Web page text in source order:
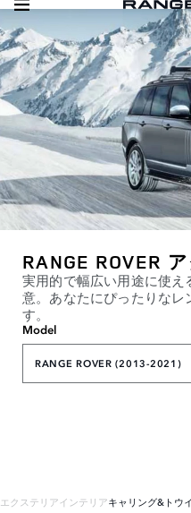
RANGE ROVER
実用的で幅広い用途に使
意。あなたにぴったりなレ
す。
Model
RANGE ROVER (2013-2021)
エクステリアインテリアキャリング&トウ